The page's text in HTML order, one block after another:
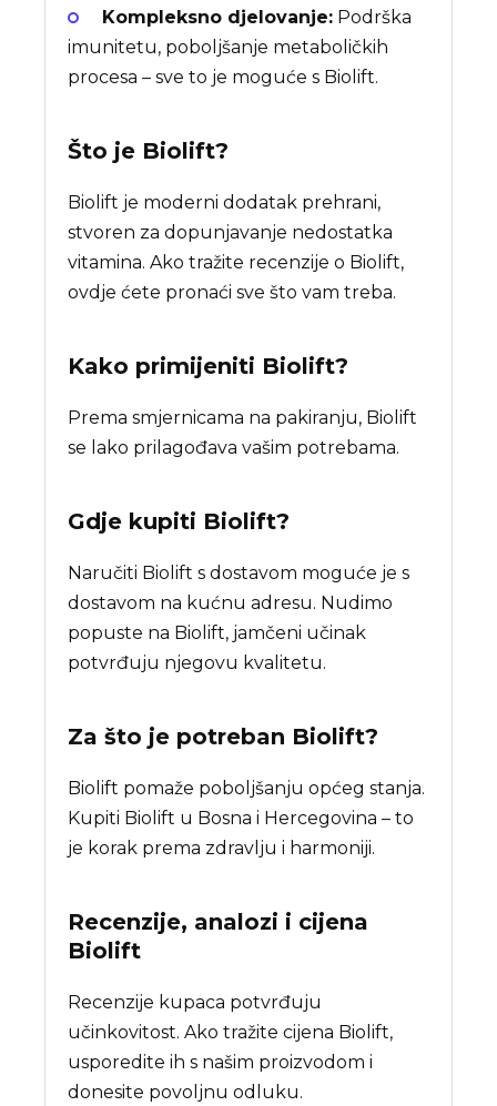
Kompleksno djelovanje: Podrška
imunitetu, poboljšanje metaboličkih
procesa – sve to je moguće s Biolift.
Što je Biolift?
Biolift je moderni dodatak prehrani,
stvoren za dopunjavanje nedostatka
vitamina. Ako tražite recenzije o Biolift,
ovdje ćete pronaći sve što vam treba.
Kako primijeniti Biolift?
Prema smjernicama na pakiranju, Biolift
se lako prilagođava vašim potrebama.
Gdje kupiti Biolift?
Naručiti Biolift s dostavom moguće je s
dostavom na kućnu adresu. Nudimo
popuste na Biolift, jamčeni učinak
potvrđuju njegovu kvalitetu.
Za što je potreban Biolift?
Biolift pomaže poboljšanju općeg stanja.
Kupiti Biolift u Bosna i Hercegovina – to
je korak prema zdravlju i harmoniji.
Recenzije, analozi i cijena
Biolift
Recenzije kupaca potvrđuju
učinkovitost. Ako tražite cijena Biolift,
usporedite ih s našim proizvodom i
donesite povoljnu odluku.